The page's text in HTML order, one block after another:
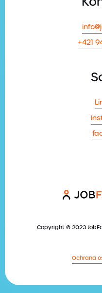
+421
Copyright © 2023
Ochrana